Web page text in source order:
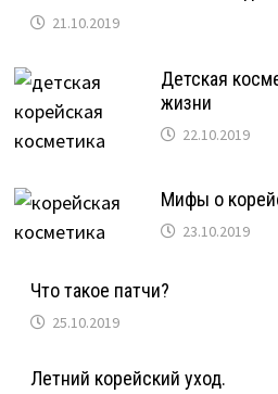
21.10.2019
Детская
жизни
22.10.2019
Мифы о
23.10.2019
Что такое патчи?
25.10.2019
Летний корейский уход.